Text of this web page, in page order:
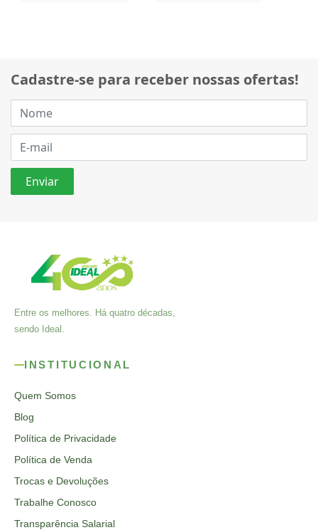
Cadastre-se para receber nossas ofertas!
Entre os melhores. Há quatro décadas,
sendo Ideal.
INSTITUCIONAL
Quem Somos
Blog
Política de Privacidade
Política de Venda
Trocas e Devoluções
Trabalhe Conosco
Transparência Salarial